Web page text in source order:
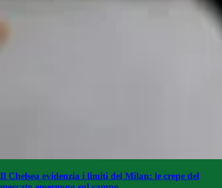
Il Chelsea evidenzia i limiti del Milan: le crepe del